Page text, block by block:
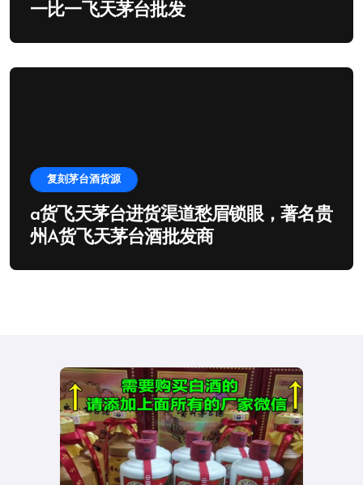
一比一飞天茅台批发
复刻茅台酒货源
a货飞天茅台进货渠道愁眉锁眼，著名贵
州A货飞天茅台酒批发商